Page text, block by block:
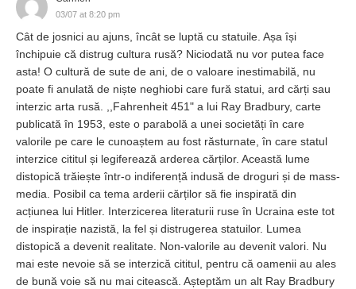
03/07 at 8:20 pm
Cât de josnici au ajuns, încât se luptă cu statuile. Așa își
închipuie că distrug cultura rusă? Niciodată nu vor putea face
asta! O cultură de sute de ani, de o valoare inestimabilă, nu
poate fi anulată de niște neghiobi care fură statui, ard cărți sau
interzic arta rusă. ,,Fahrenheit 451" a lui Ray Bradbury, carte
publicată în 1953, este o parabolă a unei societăți în care
valorile pe care le cunoaștem au fost răsturnate, în care statul
interzice cititul și legiferează arderea cărților. Această lume
distopică trăiește într-o indiferență indusă de droguri și de mass-
media. Posibil ca tema arderii cărților să fie inspirată din
acțiunea lui Hitler. Interzicerea literaturii ruse în Ucraina este tot
de inspirație nazistă, la fel și distrugerea statuilor. Lumea
distopică a devenit realitate. Non-valorile au devenit valori. Nu
mai este nevoie să se interzică cititul, pentru că oamenii au ales
de bună voie să nu mai citească. Așteptăm un alt Ray Bradbury